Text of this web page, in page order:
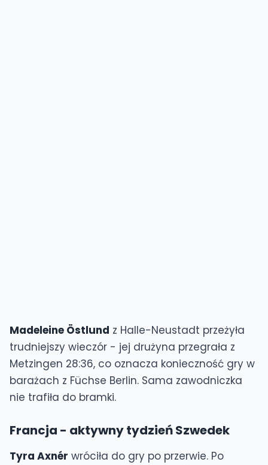
Madeleine Östlund z Halle-Neustadt przeżyła
trudniejszy wieczór - jej drużyna przegrała z
Metzingen 28:36, co oznacza konieczność gry w
barażach z Füchse Berlin. Sama zawodniczka
nie trafiła do bramki.
Francja - aktywny tydzień Szwedek
Tyra Axnér wróciła do gry po przerwie. Po